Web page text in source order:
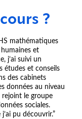
?
mathématiques
et
j’ai suivi un
études et conseils
des cabinets
données au niveau
rejoint le groupe
sociales.
pu découvrir.”